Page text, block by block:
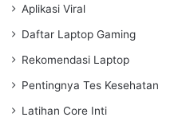
Aplikasi Viral
Daftar Laptop Gaming
Rekomendasi Laptop
Pentingnya Tes Kesehatan
Latihan Core Inti